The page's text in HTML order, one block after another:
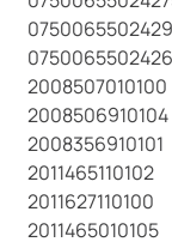
2008507010100
2008506910104
2008356910101
2011465110102
2011627110100
2011465010105